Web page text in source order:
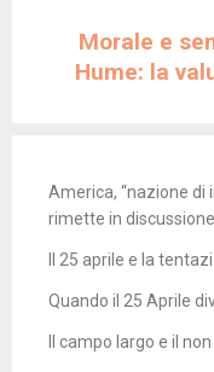
Morale e
Hume: la
America, “nazione di
rimette in
Il 25 aprile e la
Quando il 25 Aprile
Il campo largo e il